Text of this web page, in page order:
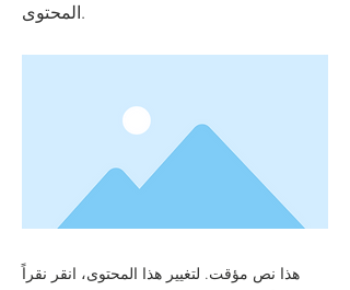
المحتوى.
هذا نص مؤقت. لتغيير هذا المحتوى، انقر نقراً